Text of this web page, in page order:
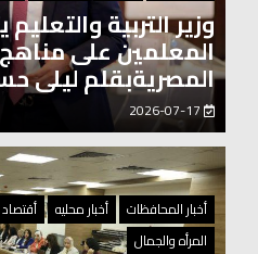
وزير التربية
المعلمين على مناهج
المصريةبقلم ليلى
أخبار المحافظات
أخبار محليه أقتصاد
المرأه والجمال